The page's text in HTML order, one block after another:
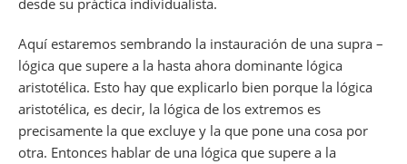
desde su práctica individualista.
Aquí estaremos sembrando la instauración de una supra –
lógica que supere a la hasta ahora dominante lógica
aristotélica. Esto hay que explicarlo bien porque la lógica
aristotélica, es decir, la lógica de los extremos es
precisamente la que excluye y la que pone una cosa por
otra. Entonces hablar de una lógica que supere a la